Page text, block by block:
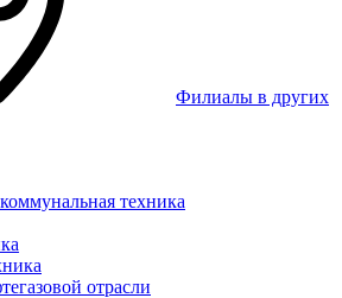
Филиалы в других
техника
отрасли